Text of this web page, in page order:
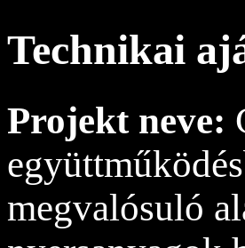
Technikai
Projekt neve:
megvalósuló